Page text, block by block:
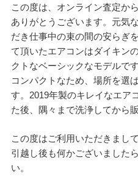
この度は、オンライン査定か
ありがとうございます。元気
だき仕事中の束の間の安らぎ
て頂いたエアコンはダイキン
クトなベーシックなモデルで
コンパクトなため、場所を選
す。2019年製のキレイなエア
た後、隅々まで洗浄してから
この度はご利用いただきまし
引越し後も何かございました
い。